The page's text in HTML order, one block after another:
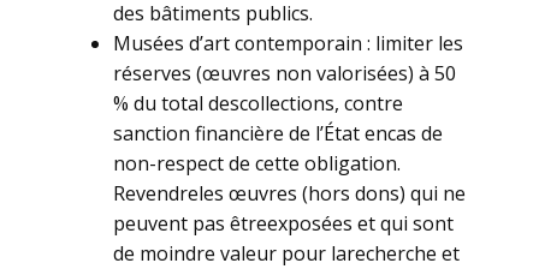
des bâtiments publics.
Musées d’art contemporain : limiter les
réserves (œuvres non valorisées) à 50
% du total descollections, contre
sanction financière de l’État encas de
non-respect de cette obligation.
Revendreles œuvres (hors dons) qui ne
peuvent pas êtreexposées et qui sont
de moindre valeur pour larecherche et